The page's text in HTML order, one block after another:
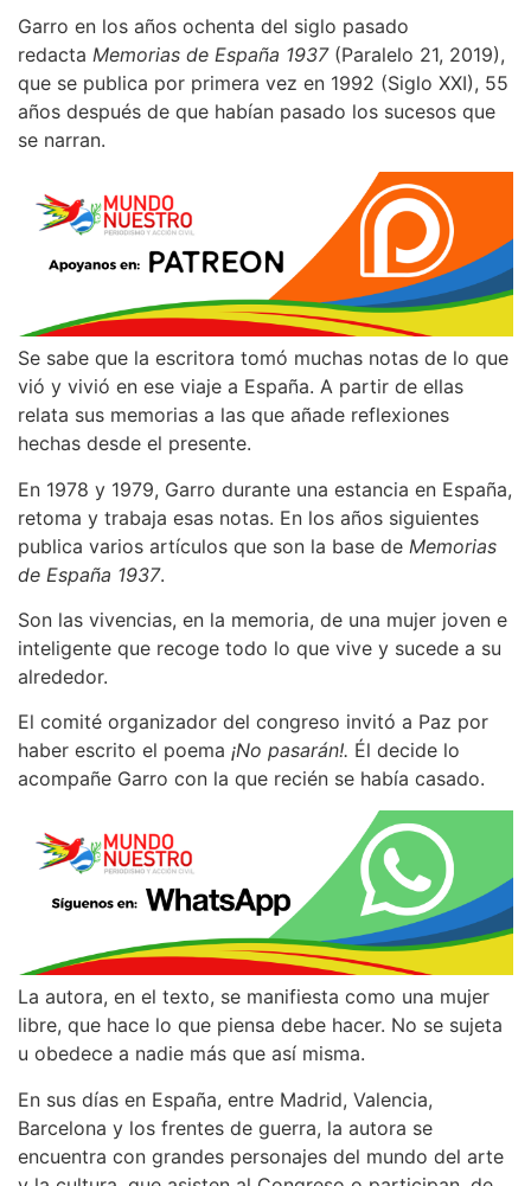
Garro en los años ochenta del siglo pasado
redacta Memorias de España 1937(Paralelo 21, 2019),
que se publica por primera vez en 1992 (Siglo XXI), 55
años después de que habían pasado los sucesos que
se narran.
Se sabe que la escritora tomó muchas notas de lo que
vió y vivió en ese viaje a España. A partir de ellas
relata sus memorias a las que añade reflexiones
hechas desde el presente.
En 1978 y 1979, Garro durante una estancia en España,
retoma y trabaja esas notas. En los años siguientes
publica varios artículos que son la base de Memorias
de España 1937.
Son las vivencias, en la memoria, de una mujer joven e
inteligente que recoge todo lo que vive y sucede a su
alrededor.
El comité organizador del congreso invitó a Paz por
haber escrito el poema ¡No pasarán!. Él decide lo
acompañe Garro con la que recién se había casado.
La autora, en el texto, se manifiesta como una mujer
libre, que hace lo que piensa debe hacer. No se sujeta
u obedece a nadie más que así misma.
En sus días en España, entre Madrid, Valencia,
Barcelona y los frentes de guerra, la autora se
encuentra con grandes personajes del mundo del arte